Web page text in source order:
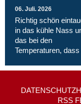
06. Juli. 2026
Richtig schön
in das kühle Nass
das bei den
Temperaturen,
RSS